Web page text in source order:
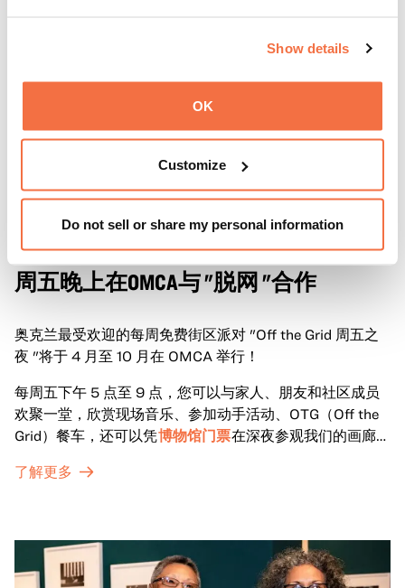
Show details
OK
Customize
Do not sell or share my personal information
周五晚上在OMCA与 "脱网 "合作
奥克兰最受欢迎的每周免费街区派对 "Off the Grid 周五之
夜 "将于 4 月至 10 月在 OMCA 举行！
每周五下午 5 点至 9 点，您可以与家人、朋友和社区成员
欢聚一堂，欣赏现场音乐、参加动手活动、OTG（Off the
Grid）餐车，还可以凭博物馆门票在深夜参观我们的画廊和
了解更多